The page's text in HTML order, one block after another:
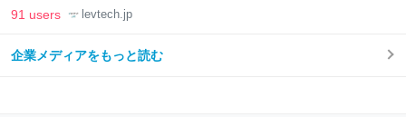
LAB
91 users levtech.jp
企業メディアをもっと読む